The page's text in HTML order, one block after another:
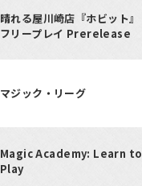
晴れる屋川崎店『ホビット』
フリープレイ Prerelease
マジック・リーグ
Magic Academy: Learn to
Play